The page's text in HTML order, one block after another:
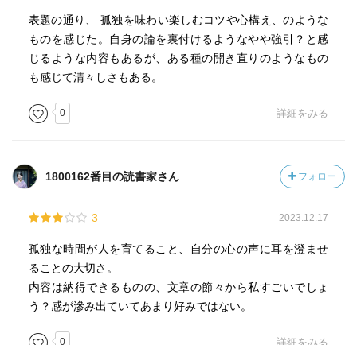
覚に意味不明な反発をしてしまう。もちろんそれは著者の
問題ではないのだけど。
そろそろ日本人は家族像だったり、会社像だったりする
うがいいよね、と、本書を読んで改めて思った。まあ本書
の主題とは少しズレるけど。
あと、自分の話が大半で内容が薄いわ。この程度の内容で
このページ数はちょっとやり過ぎ。もっとコンパクトにま
コンパクトにしたら本にできないだろうから、儲けるため
には致し方ないのかもしれないけどね。『家族という病』
も主題的には近しいのだから、合わせて1冊にしてくれたほ
うが、個人的には読みやすくて助かるのだけどね。
それに、1冊にしたほうがより一層叩かれるだろうし 笑
表題の通り、 孤独を味わい楽しむコツや心構え、のような
ものを感じた。自身の論を裏付けるようなやや強引？と感
じるような内容もあるが、ある種の開き直りのようなもの
も感じて清々しさもある。
0 詳細をみる
1800162番目の読書家さん フォロー
3 2023.12.17
孤独な時間が人を育てること、自分の心の声に耳を澄ませ
ることの大切さ。
内容は納得できるものの、文章の節々から私すごいでしょ
う？感が滲み出ていてあまり好みではない。
0 詳細をみる